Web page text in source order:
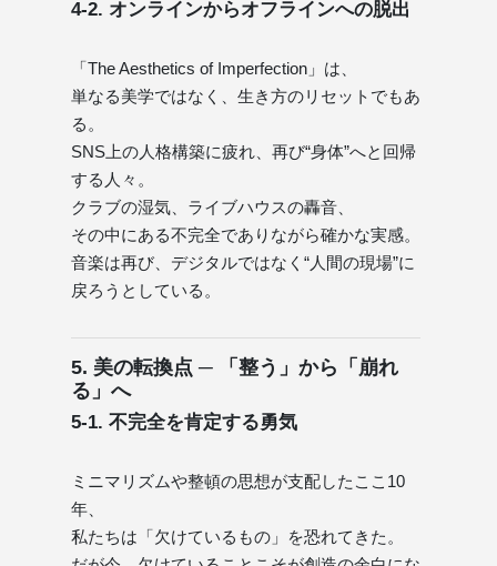
4-2. オンラインからオフラインへの脱出
「The Aesthetics of Imperfection」は、
単なる美学ではなく、生き方のリセットでもあ
る。
SNS上の人格構築に疲れ、再び“身体”へと回帰
する人々。
クラブの湿気、ライブハウスの轟音、
その中にある不完全でありながら確かな実感。
音楽は再び、デジタルではなく“人間の現場”に
戻ろうとしている。
5. 美の転換点 ─ 「整う」から「崩れ
る」へ
5-1. 不完全を肯定する勇気
ミニマリズムや整頓の思想が支配したここ10
年、
私たちは「欠けているもの」を恐れてきた。